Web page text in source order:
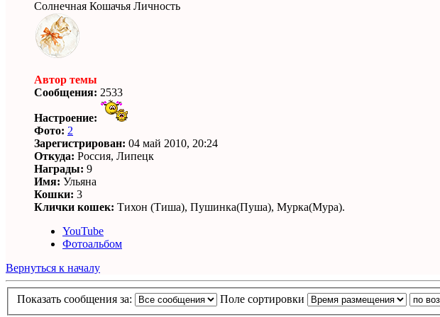
Солнечная Кошачья Личность
Автор темы
Сообщения: 2533
Настроение:
Фото: 2
Зарегистрирован: 04 май 2010, 20:24
Откуда: Россия, Липецк
Награды: 9
Имя: Ульяна
Кошки: 3
Клички кошек: Тихон (Тиша), Пушинка(Пуша), Мурка(Мура).
YouTube
Фотоальбом
Вернуться к началу
Показать сообщения за: Поле сортировки